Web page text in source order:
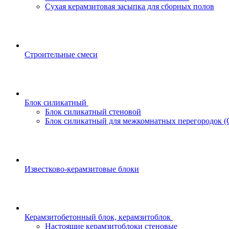
Сухая керамзитовая засыпка для сборных полов
Строительные смеси
Блок силикатный
Блок силикатный стеновой
Блок силикатный для межкомнатных перегородок
Известково-керамзитовые блоки
Керамзитобетонный блок, керамзитоблок
Настоящие керамзитоблоки стеновые